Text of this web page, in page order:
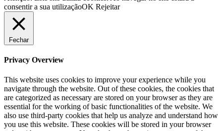
consentir a sua utilizaçãoOK Rejeitar
Fechar
Privacy Overview
This website uses cookies to improve your experience while you
navigate through the website. Out of these cookies, the cookies that
are categorized as necessary are stored on your browser as they are
essential for the working of basic functionalities of the website. We
also use third-party cookies that help us analyze and understand how
you use this website. These cookies will be stored in your browser